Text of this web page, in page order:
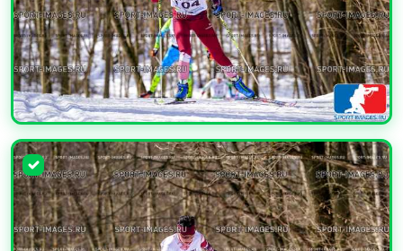
УВЕЛИЧИТЬ